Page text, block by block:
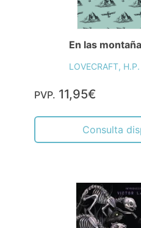
En las
LOVECRAFT, H.P.
PVP. 11,95€
Consulta